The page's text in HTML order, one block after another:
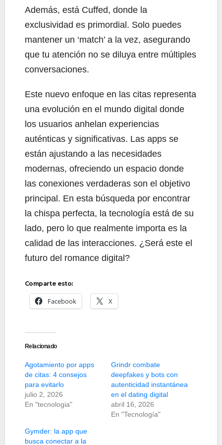
Además, está Cuffed, donde la
exclusividad es primordial. Solo puedes
mantener un ‘match’ a la vez, asegurando
que tu atención no se diluya entre múltiples
conversaciones.
Este nuevo enfoque en las citas representa
una evolución en el mundo digital donde
los usuarios anhelan experiencias
auténticas y significativas. Las apps se
están ajustando a las necesidades
modernas, ofreciendo un espacio donde
las conexiones verdaderas son el objetivo
principal. En esta búsqueda por encontrar
la chispa perfecta, la tecnología está de su
lado, pero lo que realmente importa es la
calidad de las interacciones. ¿Será este el
futuro del romance digital?
Comparte esto:
Facebook X
Relacionado
Agotamiento por apps
de citas: 4 consejos
para evitarlo
julio 2, 2026
En "tecnologia"
Grindr combate
deepfakes y bots con
autenticidad instantánea
en el dating digital
abril 16, 2026
En "Tecnología"
Gymder: la app que
busca conectar a la